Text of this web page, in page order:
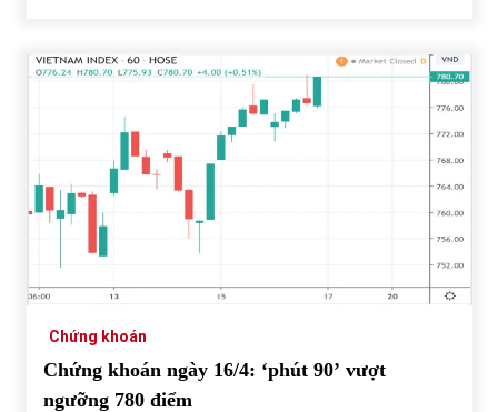
Chứng khoán
Chứng khoán ngày 16/4: ‘phút 90’ vượt
ngưỡng 780 điểm